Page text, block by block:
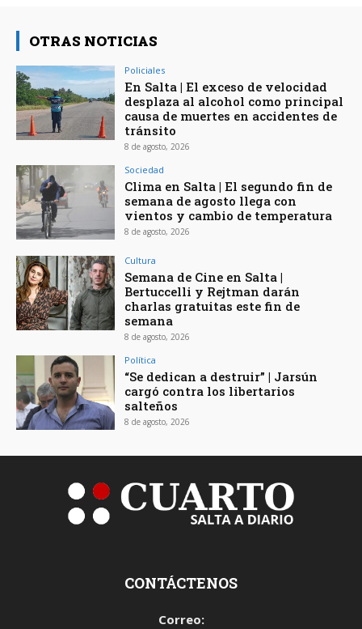
OTRAS NOTICIAS
Policiales
En Salta | El exceso de velocidad
desplaza al alcohol como principal
causa de muertes en accidentes de
tránsito
8 de agosto, 2026
Sociedad
Clima en Salta | El segundo fin de
semana de agosto llega con
vientos y cambio de temperatura
8 de agosto, 2026
Cultura
Semana de Cine en Salta |
Bertuccelli y Rejtman darán
charlas gratuitas este fin de
semana
8 de agosto, 2026
Política
“Se dedican a destruir” | Jarsún
cargó contra los libertarios
salteños
8 de agosto, 2026
CONTÁCTENOS
Correo: